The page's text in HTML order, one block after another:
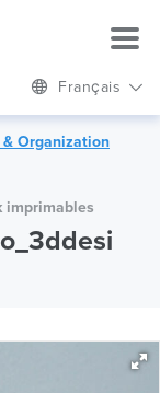
Français
& Organization
imprimables